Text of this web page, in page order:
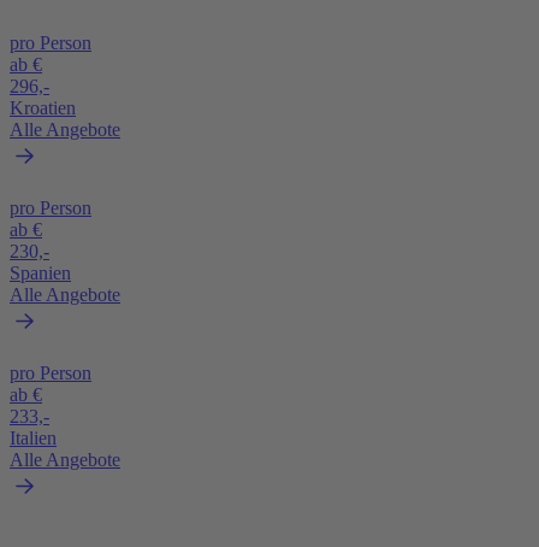
pro Person
ab €
296,-
Kroatien
Alle Angebote
pro Person
ab €
230,-
Spanien
Alle Angebote
pro Person
ab €
233,-
Italien
Alle Angebote